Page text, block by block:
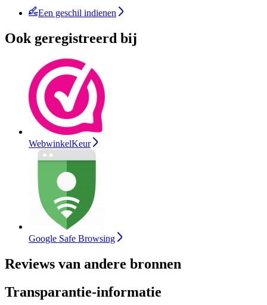
Een geschil indienen
Ook geregistreerd bij
WebwinkelKeur
Google Safe Browsing
Reviews van andere bronnen
Transparantie-informatie